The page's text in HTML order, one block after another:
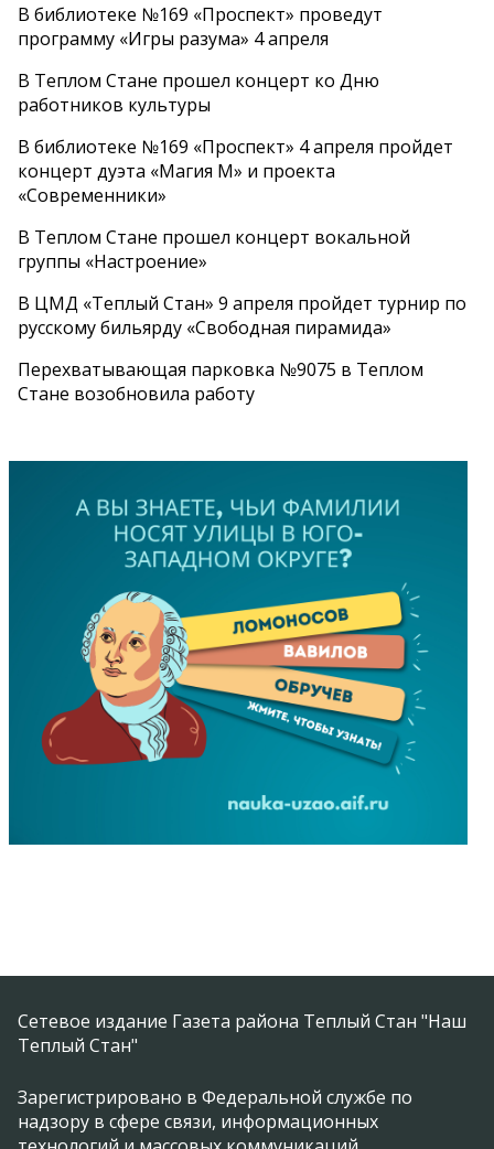
В библиотеке №169 «Проспект» проведут
программу «Игры разума» 4 апреля
В Теплом Стане прошел концерт ко Дню
работников культуры
В библиотеке №169 «Проспект» 4 апреля пройдет
концерт дуэта «Магия М» и проекта
«Современники»
В Теплом Стане прошел концерт вокальной
группы «Настроение»
В ЦМД «Теплый Стан» 9 апреля пройдет турнир по
русскому бильярду «Свободная пирамида»
Перехватывающая парковка №9075 в Теплом
Стане возобновила работу
Сетевое издание Газета района Теплый Стан "Наш
Теплый Стан"
Зарегистрировано в Федеральной службе по
надзору в сфере связи, информационных